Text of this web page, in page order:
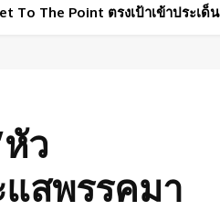
To The Point ตรงเป้าเข้าประเด็น
ว
แสพรรคมา